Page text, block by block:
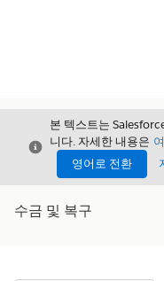
닫기
본 텍스트는
니다. 자세한 내용은
영어로 전환
수금 및 복구